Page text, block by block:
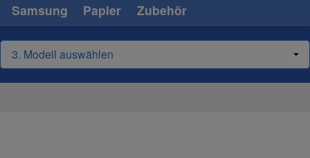
Samsung Papier Zubehör